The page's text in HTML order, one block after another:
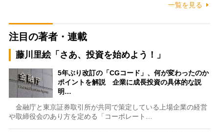
一覧を見る
注目の著者・連載
藤川里絵「さあ、投資を始めよう！」
5年ぶり改訂の「CGコード」、何が変わったのか
ポイントを解説 企業に成長投資の具体的な説
明…
金融庁と東京証券取引所が共同で策定している上場企業の経営
や取締役会のあり方を定める「コーポレート…